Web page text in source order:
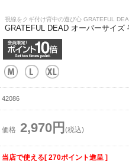
視線をクギ付け背中の遊び心 GRATEFUL
GRATEFUL DEAD オーバーサイズ
42086
価格 2,970円 (税込)
当店で使える[ 270ポイント進呈 ]